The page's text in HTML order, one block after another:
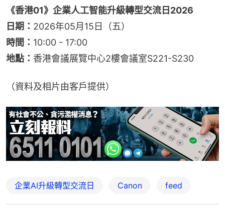
《香港01》企業人工智能升級轉型交流日2026
日期： 2026年05月15日（五）
時間： 10:00 - 17:00
地點： 香港會議展覽中心2樓會議室S221-S230
（資料及相片由客戶提供）
企業AI升級轉型交流日 Canon feed